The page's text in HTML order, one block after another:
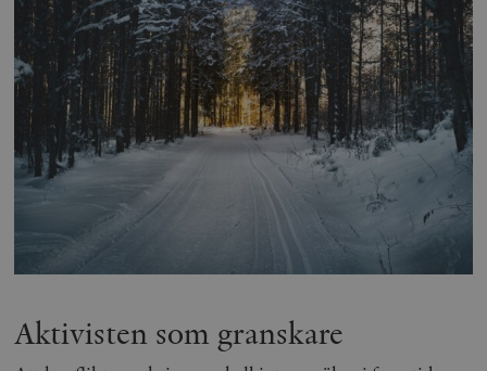
Aktivisten som granskare